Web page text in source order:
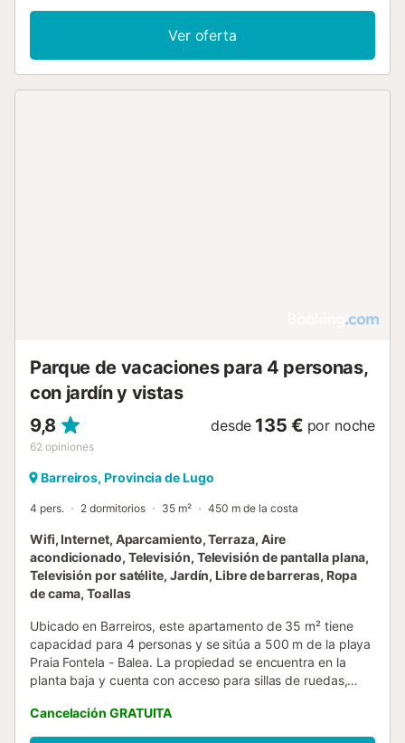
pantalla plana y Wi-Fi en todas las instalaciones, además
de servicio de limpieza diario y consigna de equipaje. El
área exterior está diseñada para el descanso, con jardín,
terraza y solárium con mobiliario de exterior y zona de
Ver oferta
Parque de vacaciones para 4 personas,
con jardín y vistas
9,8
62 opiniones
desde 135 € por noche
Barreiros, Provincia de Lugo
4 pers. 2 dormitorios 35 m² 450 m de la costa
Wifi, Internet, Aparcamiento, Terraza, Aire
acondicionado, Televisión, Televisión de pantalla plana,
Televisión por satélite, Jardín, Libre de barreras, Ropa
de cama, Toallas
Ubicado en Barreiros, este apartamento de 35 m² tiene
capacidad para 4 personas y se sitúa a 500 m de la playa
Praia Fontela - Balea. La propiedad se encuentra en la
planta baja y cuenta con acceso para sillas de ruedas,
para huéspedes con movilidad reducida. El interior
dispone de 2 dormitorios con una cama doble y una cama
Cancelación GRATUITA